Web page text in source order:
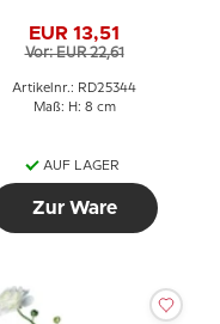
EUR 13,51
Vor: EUR 22,61
Artikelnr.: RD25344
Maß: H: 8 cm
AUF LAGER
Zur Ware